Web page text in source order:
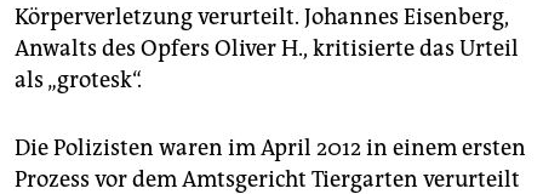
Körperverletzung verurteilt. Johannes Eisenberg,
Anwalts des Opfers Oliver H., kritisierte das Urteil
als „grotesk“.
Die Polizisten waren im April 2012 in einem ersten
Prozess vor dem Amtsgericht Tiergarten verurteilt